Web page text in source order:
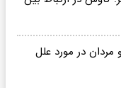
در مورد علل